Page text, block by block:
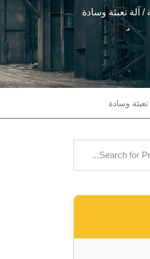
/ آلة تعبئة وسادة
تعبئة وسادة